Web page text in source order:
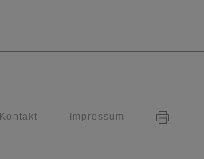
Kontakt Impressum